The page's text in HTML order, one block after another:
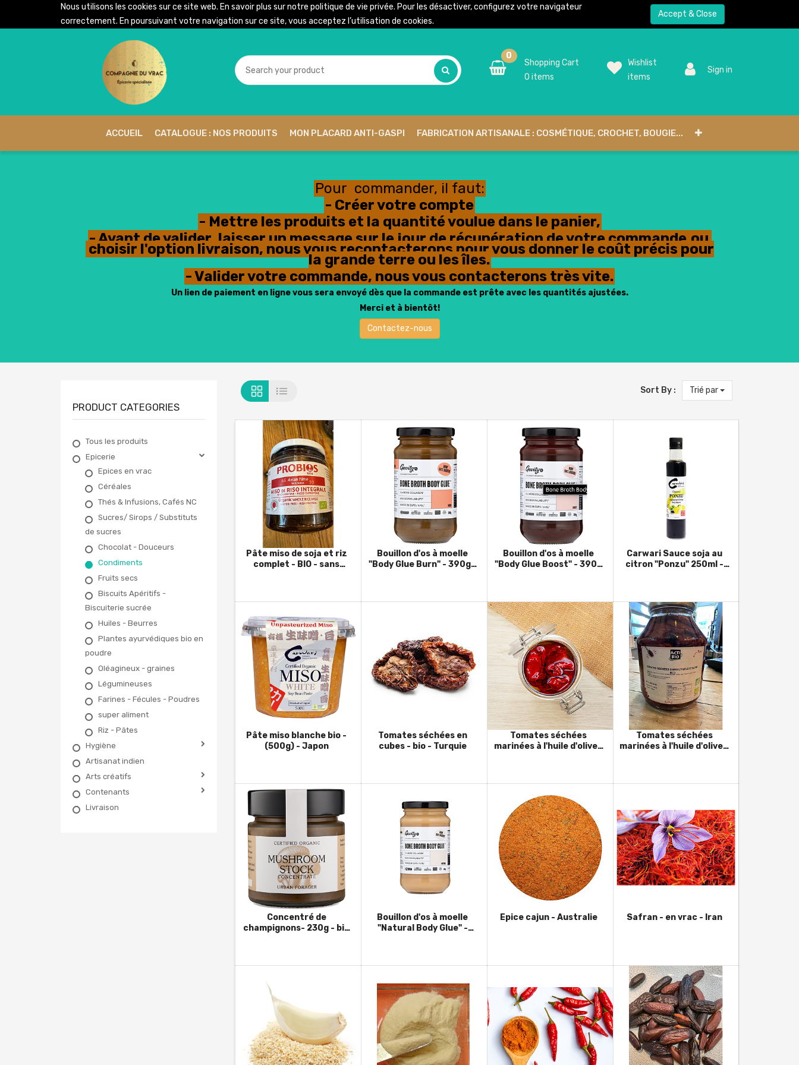
Nous utilisons les cookies sur ce site web. En savoir plus sur notre politique de vie privée. Pour les désactiver, configurez votre navigateur
correctement. En poursuivant votre navigation sur ce site, vous acceptez l’utilisation de cookies.
Accept & Close
0
Shopping Cart
0 items
Wishlist
items
Sign in
ACCUEIL CATALOGUE : NOS PRODUITS MON PLACARD ANTI-GASPI FABRICATION ARTISANALE : COSMÉTIQUE, CROCHET, BOUGIE...
Pour commander, il faut:
- Créer votre compte
- Mettre les produits et la quantité voulue dans le panier,
- Avant de valider, laisser un message sur le jour de récupération de votre commande,ou
choisir l'option livraison, nous vous recontacterons pour vous donner le coût précis pour
la grande terre ou les îles.
- Valider votre commande, nous vous contacterons très vite.
Un lien de paiement en ligne vous sera envoyé dès que la commande est prête avec les quantités ajustées.
Merci et à bientôt!
Contactez-nous
PRODUCT CATEGORIES
Tous les produits
Epicerie
Epices en vrac
Céréales
Thés & Infusions, Cafés NC
Sucres/ Sirops / Substituts
de sucres
Chocolat - Douceurs
Condiments
Fruits secs
Biscuits Apéritifs -
Biscuiterie sucrée
Huiles - Beurres
Plantes ayurvédiques bio en
poudre
Oléagineux - graines
Légumineuses
Farines - Fécules - Poudres
super aliment
Riz - Pâtes
Hygiène
Artisanat indien
Arts créatifs
Contenants
Livraison
Sort By : Trié par
Pâte miso de soja et riz
complet - BIO - sans
Bouillon d'os à moelle
"Body Glue Burn" - 390g -
Bouillon d'os à moelle
"Body Glue Boost" - 390g
Carwari Sauce soja au
citron "Ponzu" 250ml -
Pâte miso blanche bio -
(500g) - Japon
Tomates séchées en
cubes - bio - Turquie
Tomates séchées
marinées à l'huile d'olive -
Tomates séchées
marinées à l'huile d'olive -
Concentré de
champignons- 230g - bio
Bouillon d'os à moelle
"Natural Body Glue" -
Epice cajun - Australie Safran - en vrac - Iran